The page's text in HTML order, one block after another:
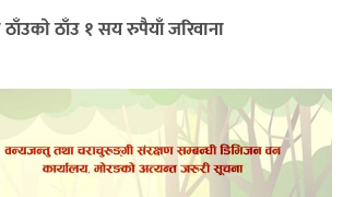
ठाँउ १ सय रुपैयाँ जरिवाना